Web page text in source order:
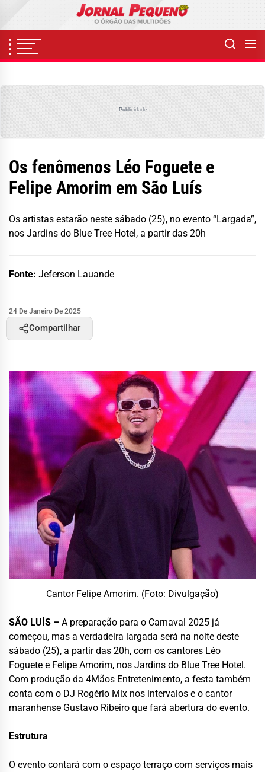
content
Publicidade
Os fenômenos Léo Foguete e
Felipe Amorim em São Luís
Os artistas estarão neste sábado (25), no evento “Largada”,
nos Jardins do Blue Tree Hotel, a partir das 20h
Fonte: Jeferson Lauande
24 De Janeiro De 2025
Compartilhar
Cantor Felipe Amorim. (Foto: Divulgação)
SÃO LUÍS – A preparação para o Carnaval 2025 já
começou, mas a verdadeira largada será na noite deste
sábado (25), a partir das 20h, com os cantores Léo
Foguete e Felipe Amorim, nos Jardins do Blue Tree Hotel.
Com produção da 4Mãos Entretenimento, a festa também
conta com o DJ Rogério Mix nos intervalos e o cantor
maranhense Gustavo Ribeiro que fará abertura do evento.
Estrutura
O evento contará com o espaço terraço com serviços mais